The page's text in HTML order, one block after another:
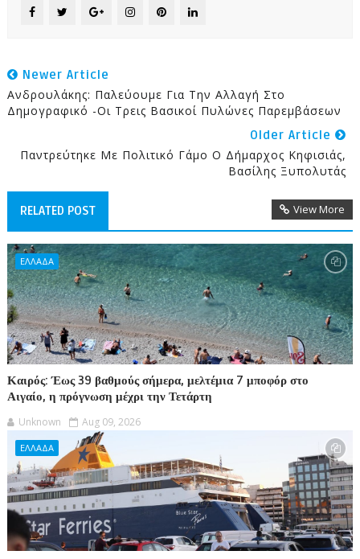
Newer Article
Ανδρουλάκης: Παλεύουμε Για Την Αλλαγή Στο
Δημογραφικό -Οι Τρεις Βασικοί Πυλώνες Παρεμβάσεων
Older Article
Παντρεύτηκε Με Πολιτικό Γάμο Ο Δήμαρχος Κηφισιάς,
Βασίλης Ξυπολυτάς
RELATED POST View More
ΕΛΛΑΔΑ
Καιρός: Έως 39 βαθμούς σήμερα, μελτέμια 7 μποφόρ στο
Αιγαίο, η πρόγνωση μέχρι την Τετάρτη
Unknown Aug 09, 2026
ΕΛΛΑΔΑ